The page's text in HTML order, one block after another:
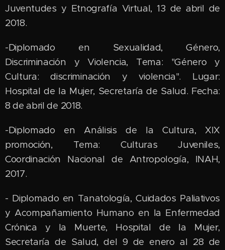
Juventudes y Etnografía Virtual, 13 de abril de
2018.
-Diplomado en Sexualidad, Género,
Discriminación y Violencia, Tema: "Género y
Cultura: discriminación y violencia". Lugar:
Hospital de la Mujer, Secretaría de Salud. Fecha:
8 de abril de 2018.
-Diplomado en Análisis de la Cultura, XIX
promoción, Tema: Culturas Juveniles,
Coordinación Nacional de Antropología, INAH,
2017.
- Diplomado en Tanatología, Cuidados Paliativos
y Acompañamiento Humano en la Enfermedad
Crónica y la Muerte, Hospital de la Mujer,
Secretaría de Salud, del 9 de enero al 28 de